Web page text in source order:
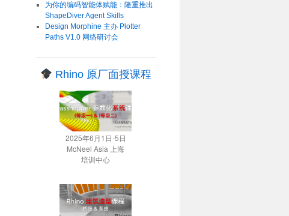
为你的编码智能体赋能：隆重推出
ShapeDiver Agent Skills
Design Morphine 主办 Plotter
Paths V1.0 网络研讨会
Rhino 原厂面授课程
2025年6月1日-5日
McNeel Asia 上海
培训中心